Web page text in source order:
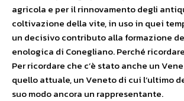
agricola e per il rinnovamento degli
coltivazione della vite, in uso in quei
un decisivo contributo alla formazione
enologica di Conegliano. Perché
Per ricordare che c’è stato anche un
quello attuale, un Veneto di cui l’ultimo
suo modo ancora un rappresentante.